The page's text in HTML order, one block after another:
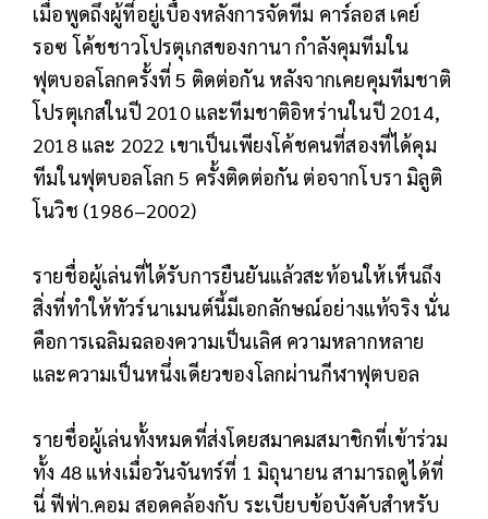
เมื่อพูดถึงผู้ที่อยู่เบื้องหลังการจัดทีม คาร์ลอส เคย์
รอซ โค้ชชาวโปรตุเกสของกานา กำลังคุมทีมใน
ฟุตบอลโลกครั้งที่ 5 ติดต่อกัน หลังจากเคยคุมทีมชาติ
โปรตุเกสในปี 2010 และทีมชาติอิหร่านในปี 2014,
2018 และ 2022 เขาเป็นเพียงโค้ชคนที่สองที่ได้คุม
ทีมในฟุตบอลโลก 5 ครั้งติดต่อกัน ต่อจากโบรา มิลูติ
โนวิช (1986–2002)
รายชื่อผู้เล่นที่ได้รับการยืนยันแล้วสะท้อนให้เห็นถึง
สิ่งที่ทำให้ทัวร์นาเมนต์นี้มีเอกลักษณ์อย่างแท้จริง นั่น
คือการเฉลิมฉลองความเป็นเลิศ ความหลากหลาย
และความเป็นหนึ่งเดียวของโลกผ่านกีฬาฟุตบอล
รายชื่อผู้เล่นทั้งหมดที่ส่งโดยสมาคมสมาชิกที่เข้าร่วม
ทั้ง 48 แห่งเมื่อวันจันทร์ที่ 1 มิถุนายน สามารถดูได้ที่
นี่ ฟีฟ่า.คอม สอดคล้องกับ ระเบียบข้อบังคับสำหรับ